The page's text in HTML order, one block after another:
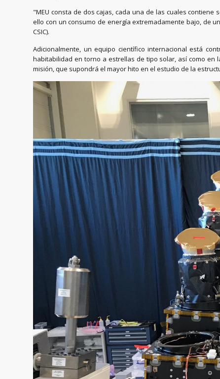
"MEU consta de dos cajas, cada una de las cuales
ello con un consumo de energía extremadamente bajo, de
CSIC).
Adicionalmente, un equipo científico internacional está
habitabilidad en torno a estrellas de tipo solar, así como en
misión, que supondrá el mayor hito en el estudio de la